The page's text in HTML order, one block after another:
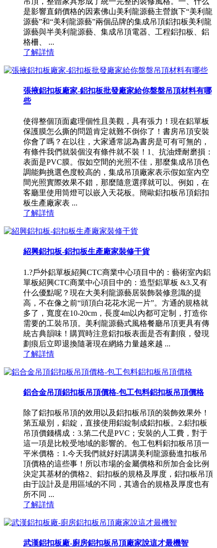
是影響直銷價格的因素佛山美利龍源藝主營旗下“美利龍
源藝”和“美利龍源藝”兩個品牌的集成吊頂鋁扣板美利龍
源藝與半美利龍源藝、集成吊頂電器、工程鋁扣板、鋁
格柵、 ...
了解詳情
張掖鋁扣板廠家-鋁扣板批發廠家給你盤盤吊頂材料有哪
些
使得整個頂面處理個性且美觀，具有張力！現在鋁單板
保護膜怎么撕的問題肯定就難不倒你了！書房吊頂安裝
你會了嗎？在以往，大家通常認為書房是可有可無的，
有條件我們就裝個沒有條件就不裝！1、抗油煙耐磨損：
表面是PVC膜。假如空間的光照不佳，那麼集成吊頂色
調能夠挑選色度較高的，集成吊頂廠家表示假如室內空
間光照實際效果不錯，那麼隨意選擇就可以。例如，在
客廳里使用筒燈可以嵌入天花板。簡歐鋁扣板吊頂鋁扣
板生產廠家表 ...
了解詳情
紹興鋁扣板-鋁扣板生產廠家裝修干貨
1.?戶外鋁單板紹興CTC商業中心項目中的：藝術室內鋁
單板紹興CTC商業中心項目中的：造型鋁單板 &3.又有
什么優點呢？現在大美利龍源藝居裝飾裝修意識的提
高，不在像之前“頭頂白花花水泥一片”。方通的規格就
多了，寬度在10-20cm，長度4m以內都可定制，打造你
需要的工裝吊頂。美利龍源藝式風格餐廳吊頂更具有傳
統古典韻味！購買時注意鋁扣板表面是否有劃痕，發現
劃痕后立即退換隨著現在網絡力量越來越 ...
了解詳情
鋁合金吊頂鋁扣板吊頂價格-包工包料鋁扣板吊頂價格
除了鋁扣板吊頂的效用以及鋁扣板吊頂的裝飾效果外！
第五級別，鋁錠，直接使用鋁錠制成鋁扣板。2.鋁扣板
吊頂價錢構成：3.第二代是PVC；安裝的人工費，對于
這一項是比較受地域的影響的。包工包料鋁扣板吊頂一
平米價格：1.今天我們就好好講講美利龍源藝進扣板吊
頂價格的這些事！所以市場的金屬價格和所加合金比例
決定其基材的價格2、鋁扣板的規格及厚度，鋁扣板吊頂
由于設計及是用區域的不同，其適合的規格及厚度也有
所不同 ...
了解詳情
武漢鋁扣板廠-廚房鋁扣板吊頂廠家說這才最機智